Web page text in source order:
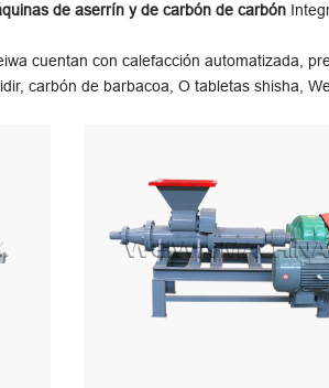
de aserrín y de carbón de carbón
cuentan con calefacción automatizada,
carbón de barbacoa, O tabletas shisha,